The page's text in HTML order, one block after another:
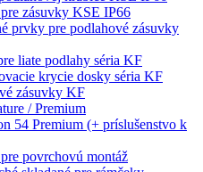
zásuvky KSE IP66
prvky pre podlahové zásuvky
liate podlahy séria KF
krycie dosky séria KF
zásuvky KF
/ Premium
54 Premium (+ príslušenstvo k
povrchovú montáž